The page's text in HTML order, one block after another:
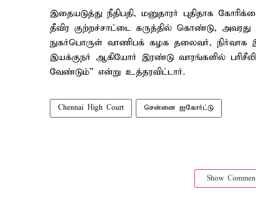
இதையடுத்து நீதிபதி, மனுதாரர் புதிதாக
தீவிர குற்றச்சாட்டை கருத்தில் கொண்டு,
நுகர்பொருள் வாணிபக் கழக தலைவர், நிர்வாக
இயக்குநர் ஆகியோர் இரண்டு வாரங்களில்
வேண்டும்'' என்று உத்தரவிட்டார்.
Chennai High Court சென்னை ஐகோர்ட்டு
Show